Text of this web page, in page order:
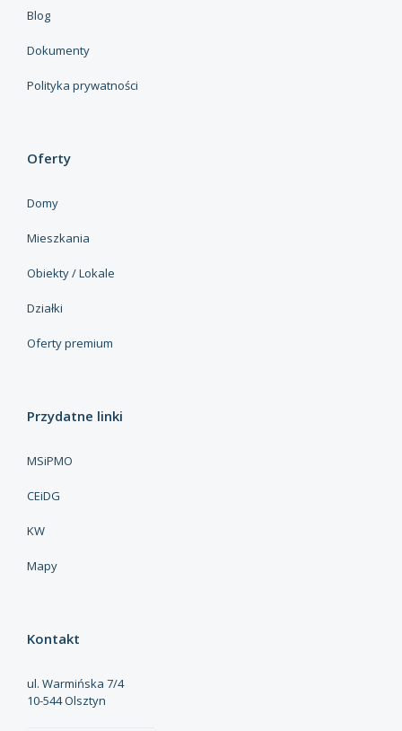
Blog
Dokumenty
Polityka prywatności
Oferty
Domy
Mieszkania
Obiekty / Lokale
Działki
Oferty premium
Przydatne linki
MSiPMO
CEiDG
KW
Mapy
Kontakt
ul. Warmińska 7/4
10-544 Olsztyn